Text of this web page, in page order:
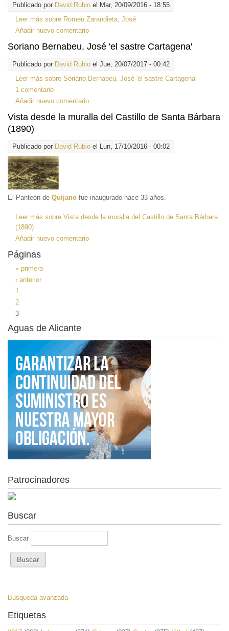
Publicado por David Rubio el Mar, 20/09/2016 - 18:55
Leer más sobre Romeu Zarandieta, José
Añadir nuevo comentario
Soriano Bernabeu, José 'el sastre Cartagena'
Publicado por David Rubio el Jue, 20/07/2017 - 00:42
Leer más sobre Soriano Bernabeu, José 'el sastre Cartagena'
1 comentario
Añadir nuevo comentario
Vista desde la muralla del Castillo de Santa Bárbara
(1890)
Publicado por David Rubio el Lun, 17/10/2016 - 00:02
El Panteón de Quijano fue inaugurado hace 33 años.
Leer más sobre Vista desde la muralla del Castillo de Santa Bárbara
(1890)
Añadir nuevo comentario
Páginas
« primero
‹ anterior
1
2
3
Aguas de Alicante
Patrocinadores
Buscar
Buscar
Búsqueda avanzada
Etiquetas